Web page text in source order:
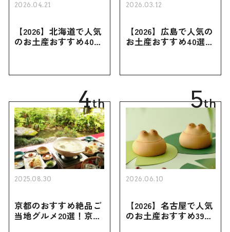
2026.04.21
【2026】北海道で人気
のお土産おすすめ40選
買えない限定品、女性
2026.03.12
【2026】広島で人気の
お土産おすすめ40選｜
き用、女性向けまで幅
4th
2025.08.30
京都のおすすめ絶品ご
当地グルメ20選！京都
5th
2026.06.10
【2026】名古屋で人気
のお土産おすすめ39選